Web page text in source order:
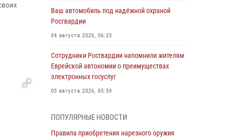
Ваш автомобиль под надёжной охраной
Росгвардии
04 августа 2026, 06:23
Сотрудники Росгвардии напомнили жителям
Еврейской автономии о преимуществах
электронных госуслуг
03 августа 2026, 05:59
армии Виктор Золотов поздравил
специалистов подразделений тыла с
ПОПУЛЯРНЫЕ НОВОСТИ
Правила приобретения нарезного оружия